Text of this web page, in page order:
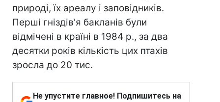
природі, їх ареалу і заповідників.
Перші гніздів'я бакланів були
відмічені в країні в 1984 р., за два
десятки років кількість цих птахів
зросла до 20 тис.
Не упустите главное! Подпишитесь на